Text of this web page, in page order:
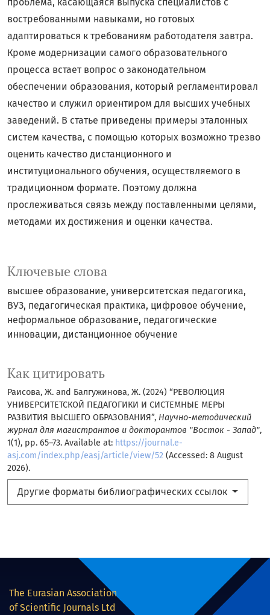
Ключевые слова
высшее образование, университетская педагогика,
ВУЗ, педагогическая практика, цифровое обучение,
неформальное образование, педагогические
инновации, дистанционное обучение
Как цитировать
Раисова, Ж. and Балгужинова, Ж. (2024) “РЕВОЛЮЦИЯ
УНИВЕРСИТЕТСКОЙ ПЕДАГОГИКИ И СИСТЕМНЫЕ МЕРЫ
РАЗВИТИЯ ВЫСШЕГО ОБРАЗОВАНИЯ”, Научно-методический
журнал для магистрантов и докторантов "Восток - Запад",
1(1), pp. 65–73. Available at: https://journal.e-
asj.com/index.php/easj/article/view/52 (Accessed: 8 August
2026).
Другие форматы библиографических ссылок
проблема, касающаяся выпуска специалистов с
востребованными навыками, но готовых
адаптироваться к требованиям работодателя завтра.
Кроме модернизации самого образовательного
процесса встает вопрос о законодательном
обеспечении образования, который регламентировал
качество и служил ориентиром для высших учебных
заведений. В статье приведены примеры эталонных
систем качества, с помощью которых возможно трезво
оценить качество дистанционного и
институционального обучения, осуществляемого в
традиционном формате. Поэтому должна
прослеживаться связь между поставленными целями,
методами их достижения и оценки качества.
The Eurasian Association
of Scientific Journals Ltd